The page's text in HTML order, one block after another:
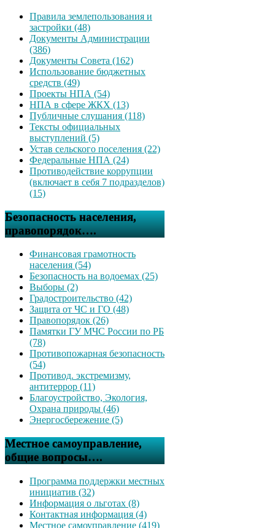
Правила землепользования и
застройки (48)
Документы Администрации
(386)
Документы Совета (162)
Использование бюджетных
средств (49)
Проекты НПА (54)
НПА в сфере ЖКХ (13)
Публичные слушания (118)
Тексты официальных
выступлений (5)
Устав сельского поселения (22)
Федеральные НПА (24)
Противодействие коррупции
(включает в себя 7 подразделов)
(15)
Безопасность населения,
правопорядок….
Финансовая грамотность
населения (54)
Безопасность на водоемах (25)
Выборы (2)
Градостроительство (42)
Защита от ЧС и ГО (48)
Правопорядок (26)
Памятки ГУ МЧС России по РБ
(78)
Противопожарная безопасность
(54)
Противод. экстремизму,
антитеррор (11)
Благоустройство, Экология,
Охрана природы (46)
Энергосбережение (5)
Местное самоуправление,
общие вопросы….
Программа поддержки местных
инициатив (32)
Информация о льготах (8)
Контактная информация (4)
Местное самоуправление (419)